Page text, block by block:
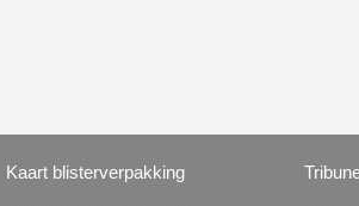
Kaart blisterverpakking